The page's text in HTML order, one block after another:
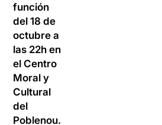
función
del 18 de
octubre a
las 22h en
el Centro
Moral y
Cultural
del
Poblenou.